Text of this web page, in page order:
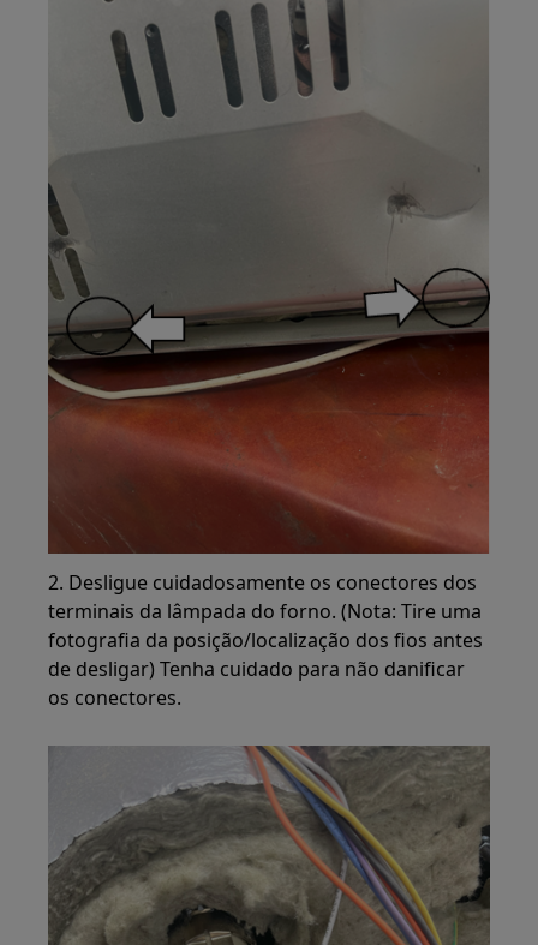
2. Desligue cuidadosamente os conectores dos
terminais da lâmpada do forno. (Nota: Tire uma
fotografia da posição/localização dos fios antes
de desligar) Tenha cuidado para não danificar
os conectores.